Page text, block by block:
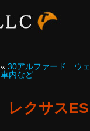
« 30アルファード ウ
車内など
レクサス